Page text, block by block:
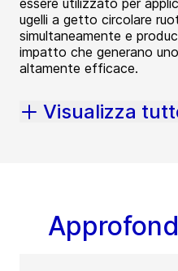
essere utilizzato per
ugelli a getto circolare
simultaneamente e
impatto che generano
altamente efficace.
Visualizza